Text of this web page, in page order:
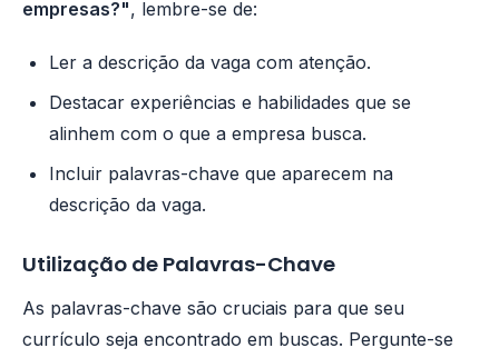
empresas?", lembre-se de:
Ler a descrição da vaga com atenção.
Destacar experiências e habilidades que se
alinhem com o que a empresa busca.
Incluir palavras-chave que aparecem na
descrição da vaga.
Utilização de Palavras-Chave
As palavras-chave são cruciais para que seu
currículo seja encontrado em buscas. Pergunte-se